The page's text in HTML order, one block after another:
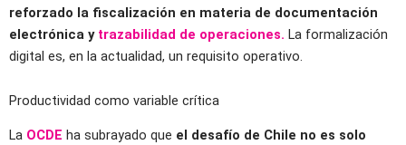
reforzado la fiscalización en materia de documentación
electrónica y trazabilidad de operaciones. La formalización
digital es, en la actualidad, un requisito operativo.
Productividad como variable crítica
La OCDE ha subrayado que el desafío de Chile no es solo